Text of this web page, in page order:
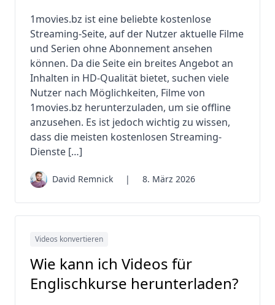
1movies.bz ist eine beliebte kostenlose
Streaming-Seite, auf der Nutzer aktuelle Filme
und Serien ohne Abonnement ansehen
können. Da die Seite ein breites Angebot an
Inhalten in HD-Qualität bietet, suchen viele
Nutzer nach Möglichkeiten, Filme von
1movies.bz herunterzuladen, um sie offline
anzusehen. Es ist jedoch wichtig zu wissen,
dass die meisten kostenlosen Streaming-
Dienste […]
David Remnick | 8. März 2026
Videos konvertieren
Wie kann ich Videos für
Englischkurse herunterladen?